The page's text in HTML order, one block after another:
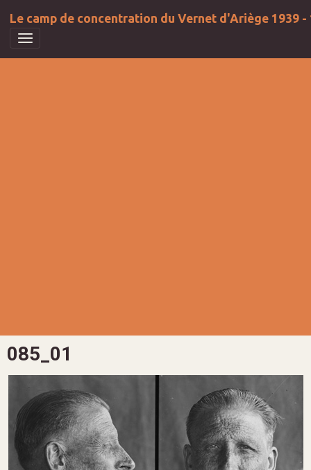
Le camp de concentration du Vernet d'Ariège 1939 -
085_01